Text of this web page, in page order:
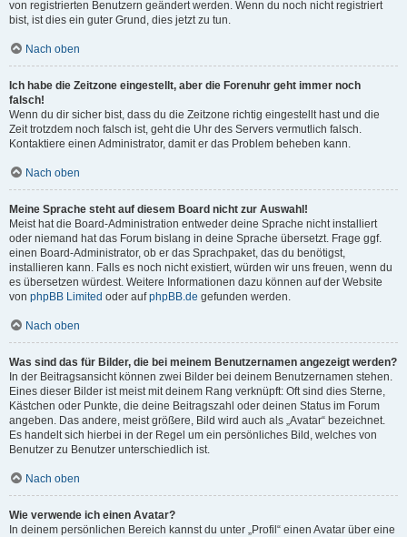
von registrierten Benutzern geändert werden. Wenn du noch nicht registriert
bist, ist dies ein guter Grund, dies jetzt zu tun.
Nach oben
Ich habe die Zeitzone eingestellt, aber die Forenuhr geht immer noch
falsch!
Wenn du dir sicher bist, dass du die Zeitzone richtig eingestellt hast und die
Zeit trotzdem noch falsch ist, geht die Uhr des Servers vermutlich falsch.
Kontaktiere einen Administrator, damit er das Problem beheben kann.
Nach oben
Meine Sprache steht auf diesem Board nicht zur Auswahl!
Meist hat die Board-Administration entweder deine Sprache nicht installiert
oder niemand hat das Forum bislang in deine Sprache übersetzt. Frage ggf.
einen Board-Administrator, ob er das Sprachpaket, das du benötigst,
installieren kann. Falls es noch nicht existiert, würden wir uns freuen, wenn du
es übersetzen würdest. Weitere Informationen dazu können auf der Website
von phpBB Limited oder aufphpBB.de gefunden werden.
Nach oben
Was sind das für Bilder, die bei meinem Benutzernamen angezeigt werden?
In der Beitragsansicht können zwei Bilder bei deinem Benutzernamen stehen.
Eines dieser Bilder ist meist mit deinem Rang verknüpft: Oft sind dies Sterne,
Kästchen oder Punkte, die deine Beitragszahl oder deinen Status im Forum
angeben. Das andere, meist größere, Bild wird auch als „Avatar“ bezeichnet.
Es handelt sich hierbei in der Regel um ein persönliches Bild, welches von
Benutzer zu Benutzer unterschiedlich ist.
Nach oben
Wie verwende ich einen Avatar?
In deinem persönlichen Bereich kannst du unter „Profil“ einen Avatar über eine